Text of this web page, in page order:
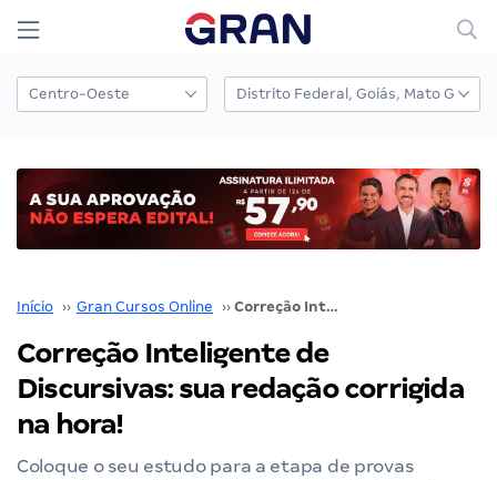
Início ›› Gran Cursos Online ›› Correção Inteligente de Discursivas: sua redação corrigida na hora!
Correção Inteligente de
Discursivas: sua redação corrigida
na hora!
Coloque o seu estudo para a etapa de provas